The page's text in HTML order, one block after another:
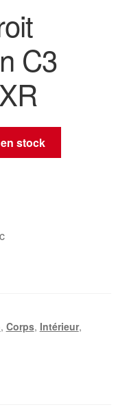
C3
stock
, Corps, Intérieur,